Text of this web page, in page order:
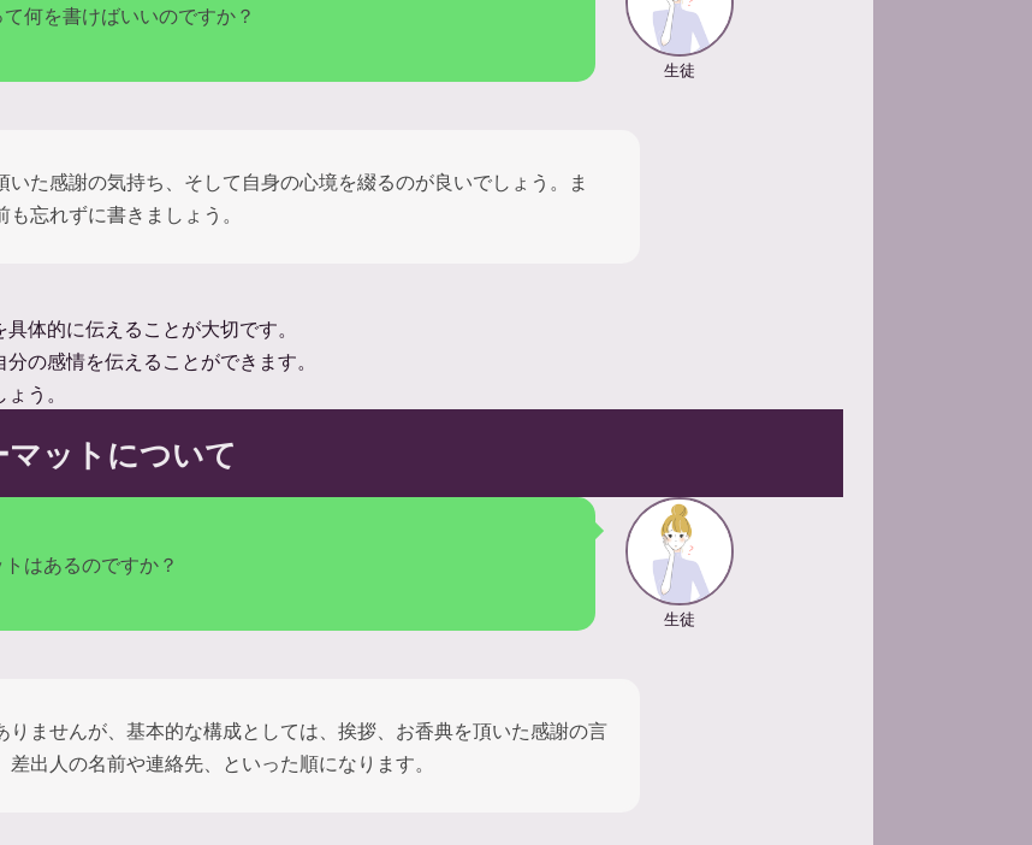
何を書けばいいのですか？
生徒
いた感謝の気持ち、そして自身の心境を綴るのが良いでしょう。ま
忘れずに書きましょう。
体的に伝えることが大切です。
の感情を伝えることができます。
う。
ットについて
はあるのですか？
生徒
りませんが、基本的な構成としては、挨拶、お香典を頂いた感謝の言
出人の名前や連絡先、といった順になります。